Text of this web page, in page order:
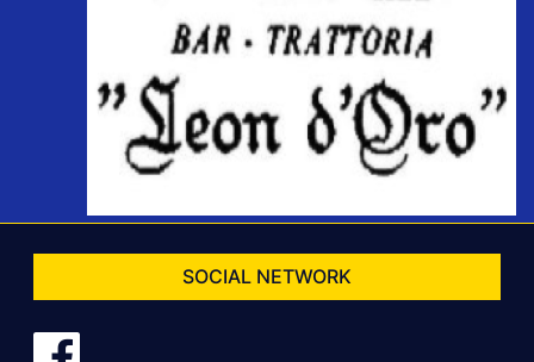
SOCIAL NETWORK